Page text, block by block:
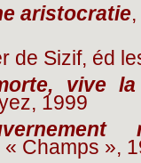
aristocratie
de Sizif, éd
vive
1999
Champs »,